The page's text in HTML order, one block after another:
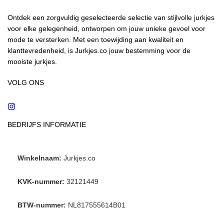
Ontdek een zorgvuldig geselecteerde selectie van stijlvolle jurkjes
voor elke gelegenheid, ontworpen om jouw unieke gevoel voor
mode te versterken. Met een toewijding aan kwaliteit en
klanttevredenheid, is Jurkjes.co jouw bestemming voor de
mooiste jurkjes.
VOLG ONS
BEDRIJFS INFORMATIE
Winkelnaam: Jurkjes.co
KVK-nummer: 32121449
BTW-nummer: NL817555614B01